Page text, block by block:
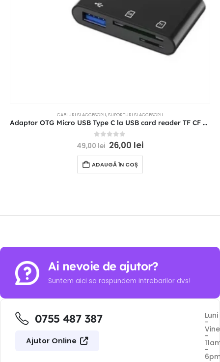
CABLURI SI ACCESORII,SUPORTURI SI ACCESORII
Adaptor OTG Micro USB Type C la USB card reader TF CF SD memory card
out of 5
49,00lei 26,00 lei
ADAUGĂ ÎN COȘ
Ai nevoie de ajutor?
Suntem aici sa raspundem intrebarilor dvs!
0755 487 387
Ajutor Online
Luni
-
-
-